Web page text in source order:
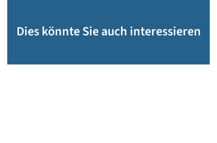
Dies könnte Sie auch interessieren